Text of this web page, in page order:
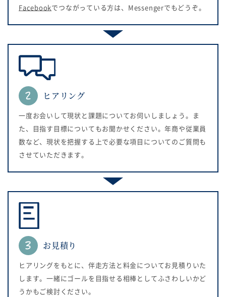
Facebookでつながっている方は、Messengerでもどうぞ。
ヒアリング
一度お会いして現状と課題についてお伺いしましょう。ま
た、目指す目標についてもお聞かせください。年商や従業員
数など、現状を把握する上で必要な項目についてのご質問も
させていただきます。
お見積り
ヒアリングをもとに、伴走方法と料金についてお見積りいた
します。一緒にゴールを目指せる相棒としてふさわしいかど
うかもご検討ください。